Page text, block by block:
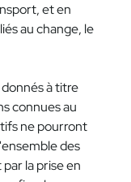
et en
au change, le
à titre
connues au
ne pourront
des
la prise en